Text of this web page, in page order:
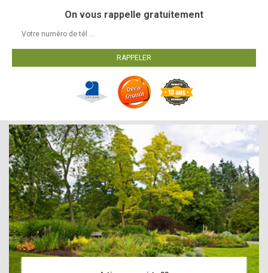
On vous rappelle gratuitement